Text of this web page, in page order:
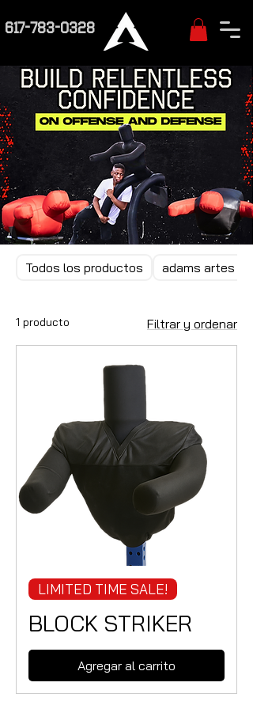
617-783-0328
Todos los productos adams artes
1 producto Filtrar y ordenar
LIMITED TIME SALE!
BLOCK STRIKER
Agregar al carrito